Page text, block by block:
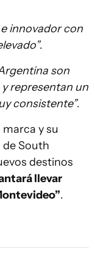
innovador con
.
son
representan un
consistente”.
y su
South
destinos
llevar
.